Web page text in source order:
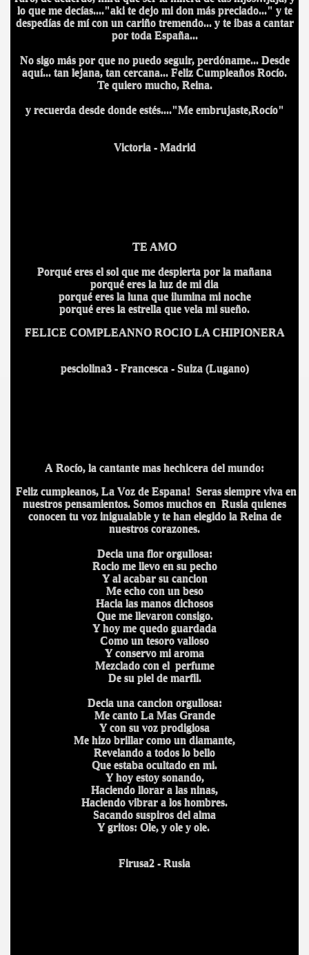
lo que me decías...."aki te dejo mi don más preciado..." y te
despedías de mí con un cariño tremendo... y te ibas a cantar
por toda España...
No sigo más por que no puedo seguir, perdóname... Desde
aquí... tan lejana, tan cercana... Feliz Cumpleaños Rocío.
Te quiero mucho, Reina.
y recuerda desde donde estés...."Me embrujaste,Rocío"
Victoria - Madrid
TE AMO
Porqué eres el sol que me despierta por la mañana
porqué eres la luz de mi dia
porqué eres la luna que ilumina mi noche
porqué eres la estrella que vela mi sueño.
FELICE COMPLEANNO ROCIO LA CHIPIONERA
pesciolina3 - Francesca - Suiza (Lugano)
A Rocío, la cantante mas hechicera del mundo:
Feliz cumpleanos, La Voz de Espana! Seras siempre viva en
nuestros pensamientos. Somos muchos en Rusia quienes
conocen tu voz inigualable y te han elegido la Reina de
nuestros corazones.
Decia una flor orgullosa:
Rocio me llevo en su pecho
Y al acabar su cancion
Me echo con un beso
Hacia las manos dichosos
Que me llevaron consigo.
Y hoy me quedo guardada
Como un tesoro valioso
Y conservo mi aroma
Mezclado con el perfume
De su piel de marfil.
Decia una cancion orgullosa:
Me canto La Mas Grande
Y con su voz prodigiosa
Me hizo brillar como un diamante,
Revelando a todos lo bello
Que estaba ocultado en mi.
Y hoy estoy sonando,
Haciendo llorar a las ninas,
Haciendo vibrar a los hombres.
Sacando suspiros del alma
Y gritos: Ole, y ole y ole.
Firusa2 - Rusia